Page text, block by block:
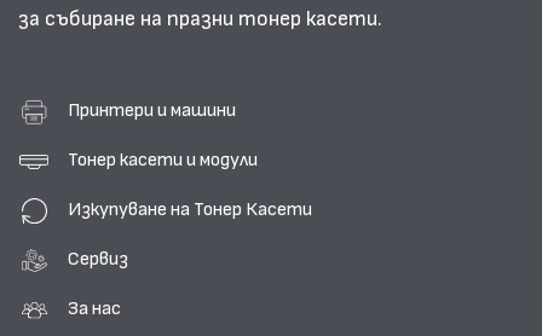
за събиране на празни тонер касети.
Принтери и машини
Тонер касети и модули
Изкупуване на Тонер Касети
Сервиз
За нас